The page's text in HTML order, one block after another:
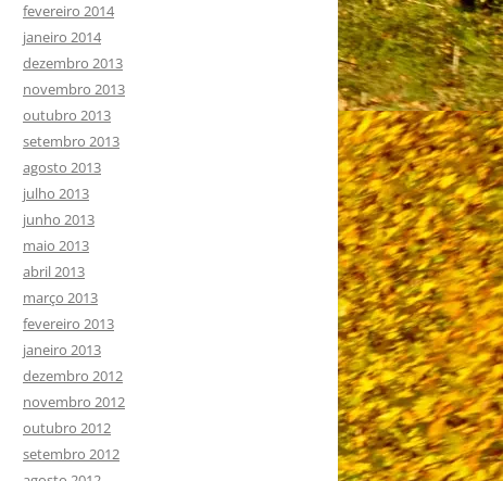
fevereiro 2014
janeiro 2014
dezembro 2013
novembro 2013
outubro 2013
setembro 2013
agosto 2013
julho 2013
junho 2013
maio 2013
abril 2013
março 2013
fevereiro 2013
janeiro 2013
dezembro 2012
novembro 2012
outubro 2012
setembro 2012